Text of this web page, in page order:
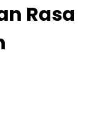
Rasa